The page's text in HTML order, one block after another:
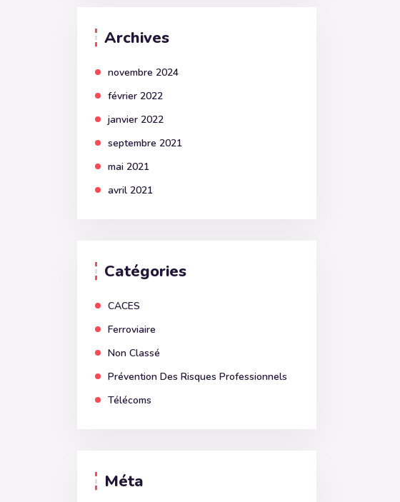
Archives
novembre 2024
février 2022
janvier 2022
septembre 2021
mai 2021
avril 2021
Catégories
CACES
Ferroviaire
Non Classé
Prévention Des Risques Professionnels
Télécoms
Méta